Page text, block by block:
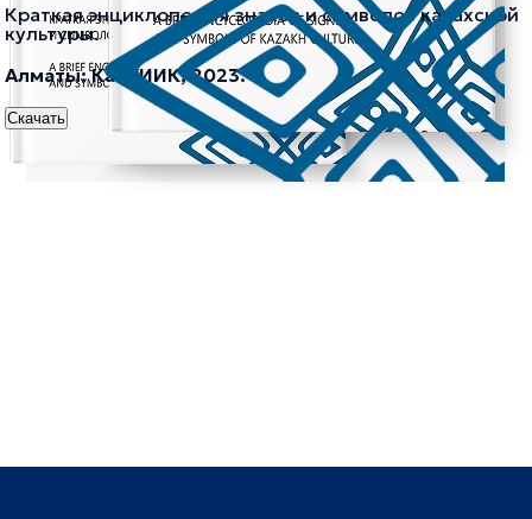
Краткая энциклопедия знаков и символов казахской
культуры.
Алматы: КазНИИК, 2023.
Скачать